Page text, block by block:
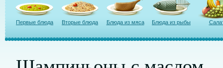
Первые блюда Вторые блюда Блюда из мяса Блюда из рыбы